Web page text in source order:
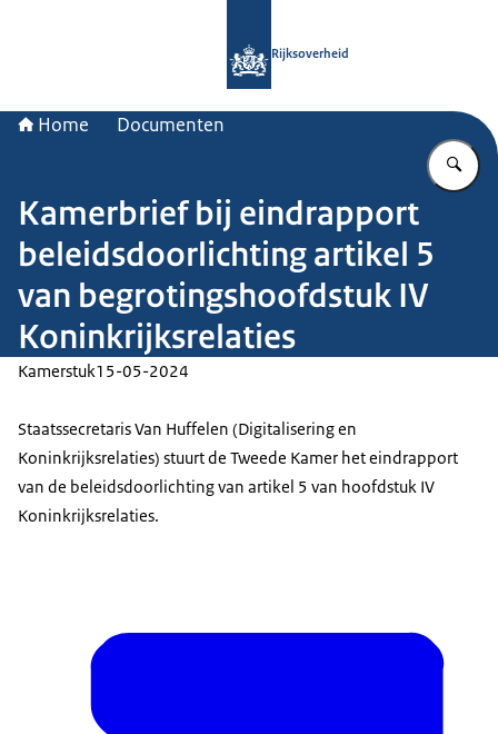
Rijksoverheid
Home Documenten
Kamerbrief bij eindrapport
beleidsdoorlichting artikel 5
van begrotingshoofdstuk IV
Koninkrijksrelaties
Kamerstuk15-05-2024
Staatssecretaris Van Huffelen (Digitalisering en
Koninkrijksrelaties) stuurt de Tweede Kamer het eindrapport
van de beleidsdoorlichting van artikel 5 van hoofdstuk IV
Koninkrijksrelaties.